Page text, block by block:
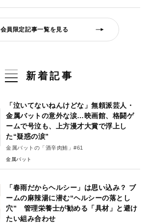
会員限定記事一覧を見る
新着記事
「泣いてないねんけどな」無頼派芸人・
金属バットの意外な涙…映画館、格闘ゲ
ームで号泣も、上方漫才大賞で浮上し
た“疑惑の涙”
金属バットの「酒辛肉鮪」#61
金属バット
「春雨だからヘルシー」は思い込み？ ブ
ームの麻辣湯に潜む“ヘルシーの落とし
穴” 管理栄養士が勧める「具材」と避け
たい組み合わせ